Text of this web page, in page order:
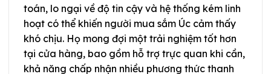
toán, lo ngại về độ tin cậy và hệ thống kém linh
hoạt có thể khiến người mua sắm Úc cảm thấy
khó chịu. Họ mong đợi một trải nghiệm tốt hơn
tại cửa hàng, bao gồm hỗ trợ trực quan khi cần,
khả năng chấp nhận nhiều phương thức thanh